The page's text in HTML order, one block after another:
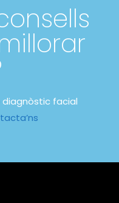
facial